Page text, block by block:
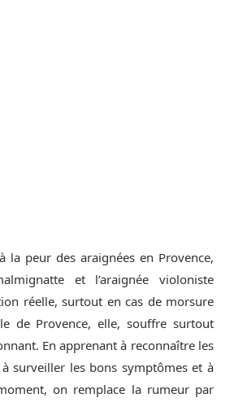
la peur des araignées en Provence,
et l’araignée violoniste
réelle, surtout en cas de morsure
de Provence, elle, souffre surtout
En apprenant à reconnaître les
surveiller les bons symptômes et à
on remplace la rumeur par